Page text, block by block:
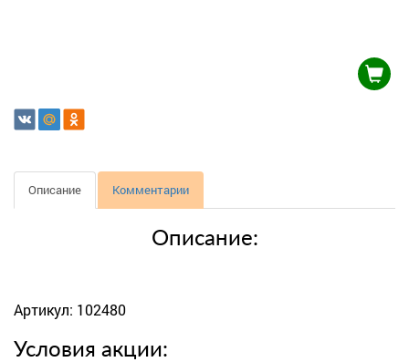
Описание Комментарии
Описание:
Артикул: 102480
Условия акции: